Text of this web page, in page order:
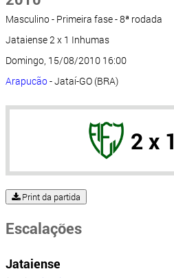
Masculino - Primeira fase - 8ª rodada
Jataiense 2 x 1 Inhumas
Domingo, 15/08/2010 16:00
Arapucão- Jataí-GO (BRA)
2 x 1
Print da partida
Escalações
Jataiense